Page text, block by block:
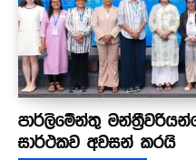
පාර්ලිමේන්තු
සාර්ථකව අවසන් කරයි